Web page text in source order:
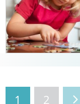
1 2